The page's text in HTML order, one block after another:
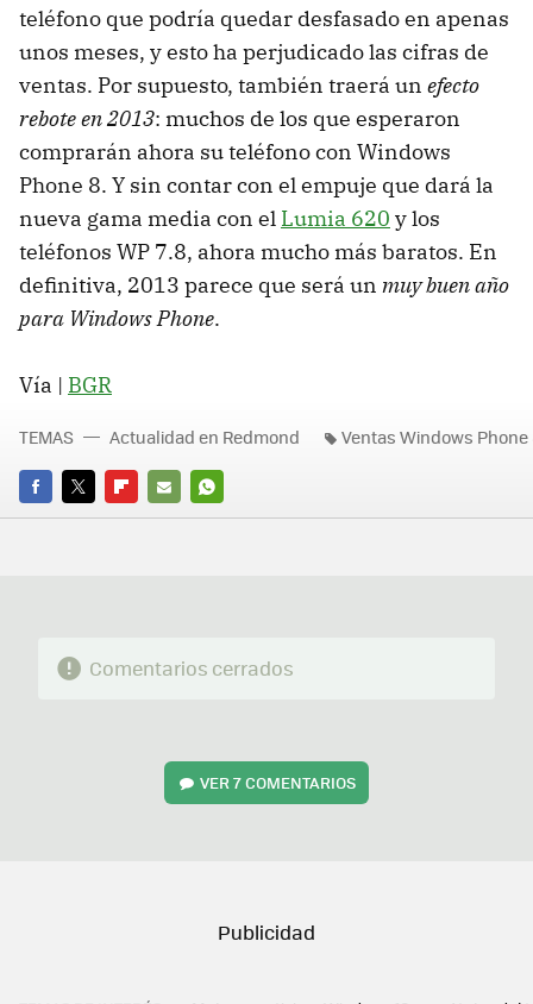
teléfono que podría quedar desfasado en apenas
unos meses, y esto ha perjudicado las cifras de
ventas. Por supuesto, también traerá un efecto
rebote en 2013: muchos de los que esperaron
comprarán ahora su teléfono con Windows
Phone 8. Y sin contar con el empuje que dará la
nueva gama media con el Lumia 620 y los
teléfonos WP 7.8, ahora mucho más baratos. En
definitiva, 2013 parece que será un muy buen año
para Windows Phone.
Vía | BGR
FACEBOOK
TWITTERFLIPBOARD
E-
WHATSAPP
TEMAS Actualidad en Redmond Ventas Windows Phone
Comentarios cerrados
VER7 COMENTARIOS